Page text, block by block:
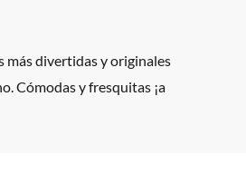
más divertidas y originales
Cómodas y fresquitas ¡a